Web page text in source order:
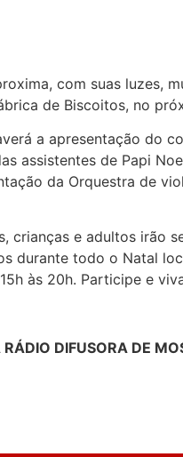
com suas luzes,
de Biscoitos, no
a apresentação do
assistentes de Papi
da Orquestra de
crianças e adultos irão
durante todo o Natal
às 20h. Participe e
DIFUSORA DE